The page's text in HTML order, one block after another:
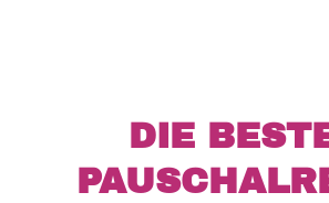
DIE